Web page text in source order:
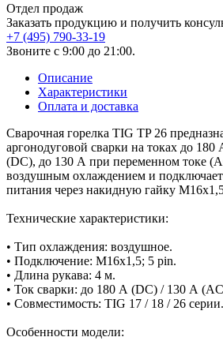
Отдел продаж
Заказать продукцию и получить
+7 (495) 790-33-19
Звоните с 9:00 до 21:00.
Описание
Характеристики
Оплата и доставка
Сварочная горелка TIG TP 26
аргонодуговой сварки на токах до
(DC), до 130 А при переменном токе
воздушным охлаждением и
питания через накидную гайку
Технические характеристики:
• Тип охлаждения: воздушное.
• Подключение: M16х1,5; 5 pin.
• Длина рукава: 4 м.
• Ток сварки: до 180 А (DC) / 130 А
• Совместимость: TIG 17 / 18 / 26 серии.
Особенности модели: